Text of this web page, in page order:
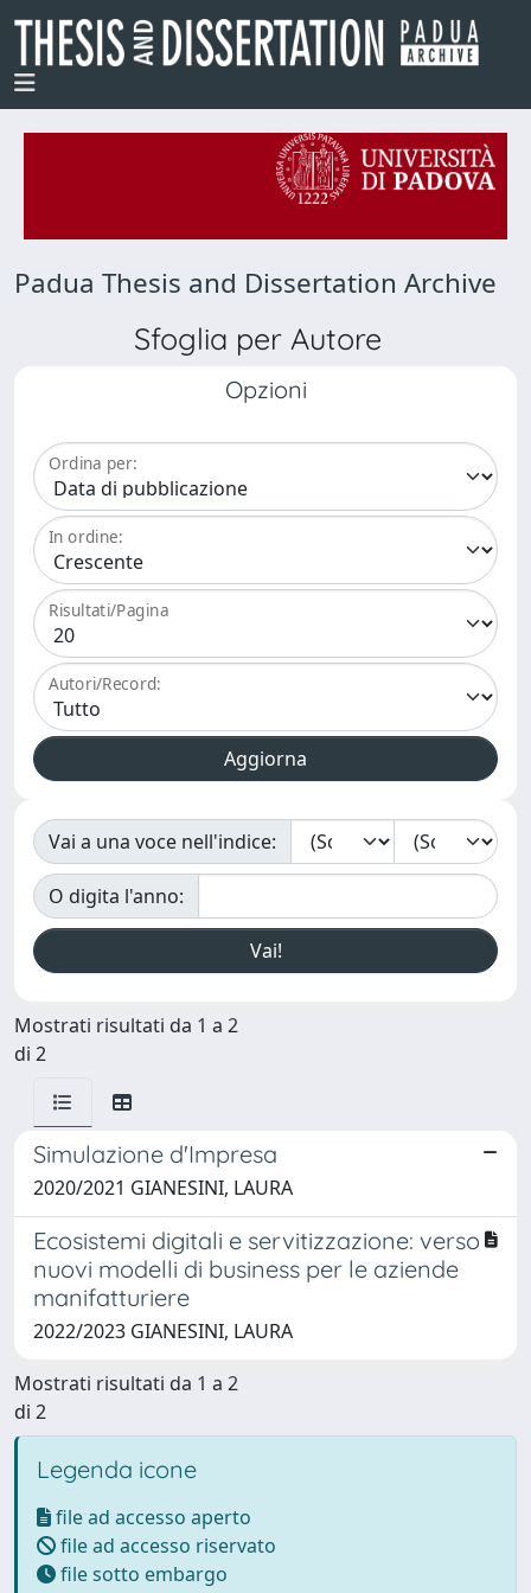
Padua Thesis and Dissertation Archive
Sfoglia per Autore
Opzioni
Ordina per:
In ordine:
Risultati/Pagina
Autori/Record:
Vai a una voce nell'indice:
O digita l'anno:
Mostrati risultati da 1 a 2
di 2
Simulazione d'Impresa
2020/2021 GIANESINI, LAURA
Ecosistemi digitali e servitizzazione: verso
nuovi modelli di business per le aziende
manifatturiere
2022/2023 GIANESINI, LAURA
Mostrati risultati da 1 a 2
di 2
Legenda icone
file ad accesso aperto
file ad accesso riservato
file sotto embargo